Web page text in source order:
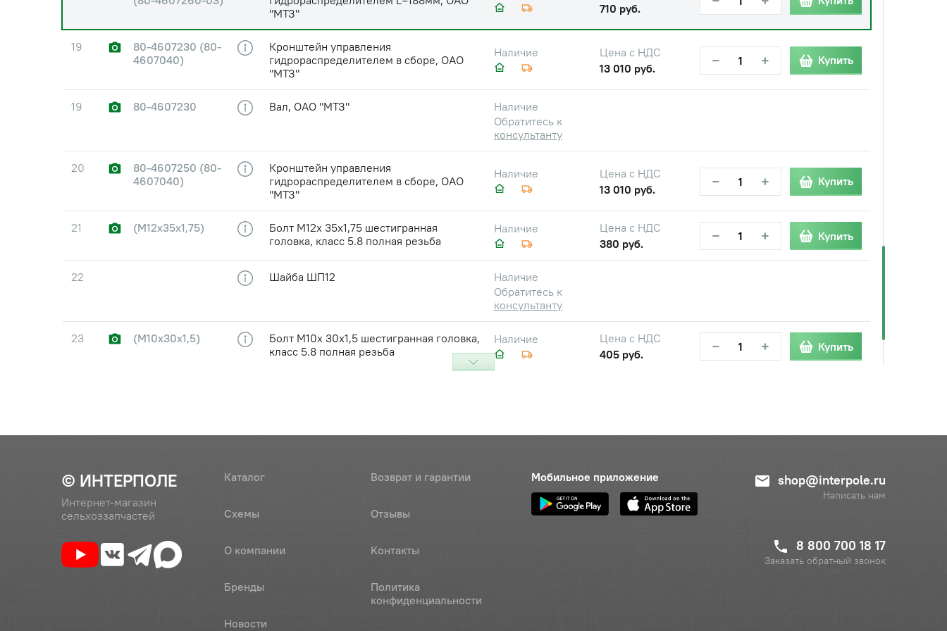
"МТЗ"
710 руб.
19
80-4607230 (80-
4607040)
Кронштейн управления
гидрораспределителем в сборе, ОАО
"МТЗ"
Наличие
Цена с НДС
13 010 руб.
− + Купить
19 80-4607230 Вал, ОАО "МТЗ"
Наличие
Обратитесь к
консультанту
20
80-4607250 (80-
4607040)
Кронштейн управления
гидрораспределителем в сборе, ОАО
"МТЗ"
Наличие
Цена с НДС
13 010 руб.
− + Купить
21 (М12х35х1,75)
Болт М12х 35х1,75 шестигранная
головка, класс 5.8 полная резьба
Наличие
Цена с НДС
380 руб.
− + Купить
22 Шайба ШП12
Наличие
Обратитесь к
консультанту
23 (М10х30х1,5)
Болт М10х 30х1,5 шестигранная головка,
класс 5.8 полная резьба
Наличие
Цена с НДС
405 руб.
− + Купить
25 50-4607079-А1 Втулка рычага распределителя большая Наличие
Цена с НДС
© ИНТЕРПОЛЕ
Интернет-магазин
сельхоззапчастей
Каталог
Схемы
О компании
Бренды
Новости
Возврат и гарантии
Отзывы
Контакты
Политика
конфиденциальности
Мобильное приложение shop@interpole.ru
Написать нам
8 800 700 18 17
Заказать обратный звонок